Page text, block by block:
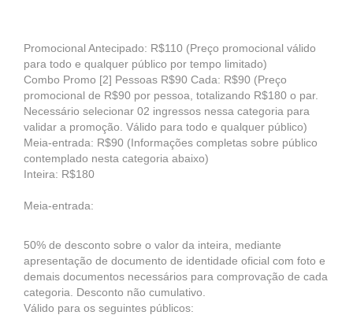
Promocional Antecipado: R$110 (Preço promocional válido
para todo e qualquer público por tempo limitado)
Combo Promo [2] Pessoas R$90 Cada: R$90 (Preço
promocional de R$90 por pessoa, totalizando R$180 o par.
Necessário selecionar 02 ingressos nessa categoria para
validar a promoção. Válido para todo e qualquer público)
Meia-entrada: R$90 (Informações completas sobre público
contemplado nesta categoria abaixo)
Inteira: R$180
Meia-entrada:
50% de desconto sobre o valor da inteira, mediante
apresentação de documento de identidade oficial com foto e
demais documentos necessários para comprovação de cada
categoria. Desconto não cumulativo.
Válido para os seguintes públicos: